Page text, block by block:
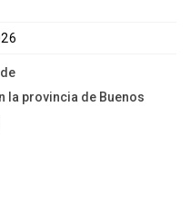
la provincia de Buenos